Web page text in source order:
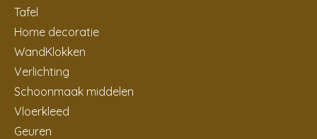
Tafel
Home decoratie
WandKlokken
Verlichting
Schoonmaak middelen
Vloerkleed
Geuren